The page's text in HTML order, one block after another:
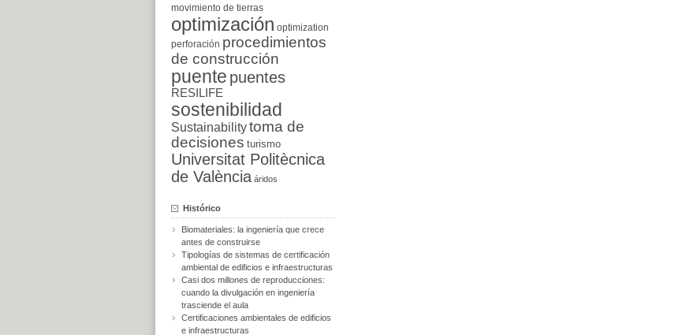
movimiento de tierras
optimización optimization
perforación procedimientos
de construcción
puente puentes
RESILIFE
sostenibilidad
Sustainabilitytoma de
decisiones turismo
Universitat Politècnica
de València áridos
Histórico
Biomateriales: la ingeniería que crece
antes de construirse
Tipologías de sistemas de certificación
ambiental de edificios e infraestructuras
Casi dos millones de reproducciones:
cuando la divulgación en ingeniería
trasciende el aula
Certificaciones ambientales de edificios
e infraestructuras